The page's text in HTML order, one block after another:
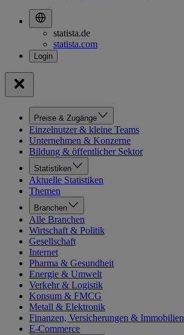
statista.de
statista.com
Preise & Zugänge
Einzelnutzer & kleine Teams
Unternehmen & Konzerne
Bildung & öffentlicher Sektor
Statistiken
Aktuelle Statistiken
Themen
Branchen
Alle Branchen
Wirtschaft & Politik
Gesellschaft
Internet
Pharma & Gesundheit
Energie & Umwelt
Verkehr & Logistik
Konsum & FMCG
Metall & Elektronik
Finanzen, Versicherungen & Immobilien
E-Commerce